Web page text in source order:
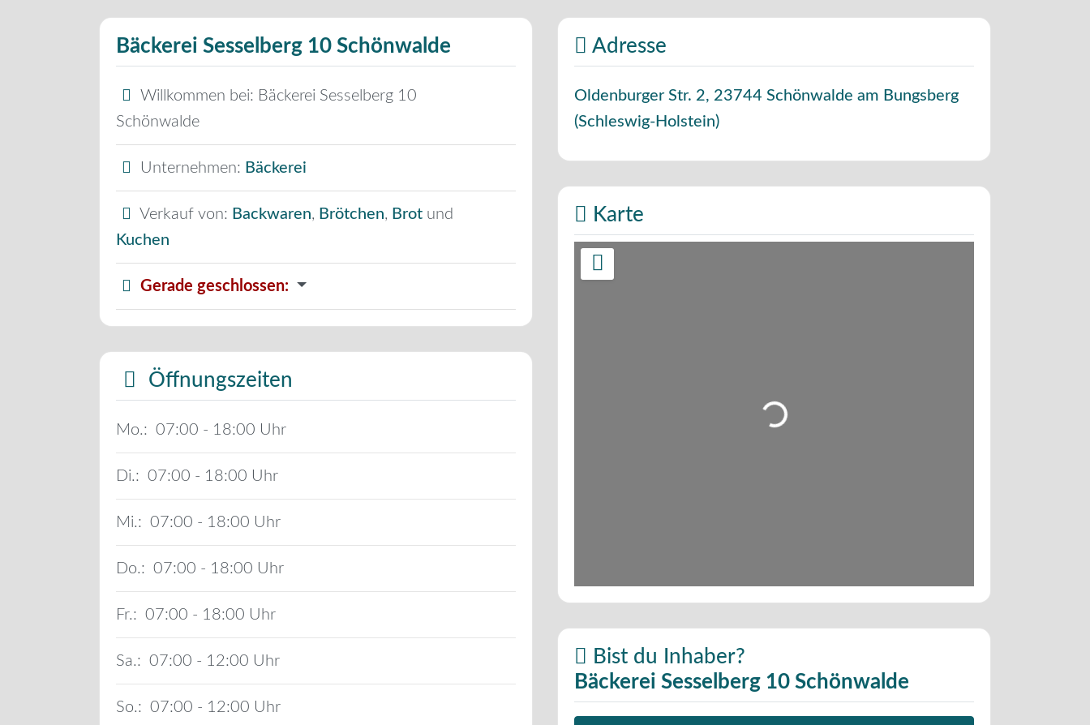
Bäckerei Sesselberg 10 Schönwalde
Willkommen bei: Bäckerei Sesselberg 10
Schönwalde
Unternehmen: Bäckerei
Verkauf von: Backwaren, Brötchen, Brot und
Kuchen
Gerade geschlossen:
Öffnungszeiten
Mo.: 07:00 - 18:00
Di.: 07:00 - 18:00
Mi.: 07:00 - 18:00
Do.: 07:00 - 18:00
Fr.: 07:00 - 18:00
Sa.: 07:00 - 12:00
So.: 07:00 - 12:00
Adresse
Oldenburger Str. 2, 23744 Schönwalde am Bungsberg
(Schleswig-Holstein)
Karte
Wird geladen …
Bist du Inhaber?
Bäckerei Sesselberg 10 Schönwalde